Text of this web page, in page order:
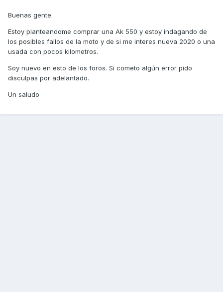
Buenas gente.
Estoy planteandome comprar una Ak 550 y estoy indagando de
los posibles fallos de la moto y de si me interes nueva 2020 o una
usada con pocos kilometros.
Soy nuevo en esto de los foros. Si cometo algún error pido
disculpas por adelantado.
Un saludo